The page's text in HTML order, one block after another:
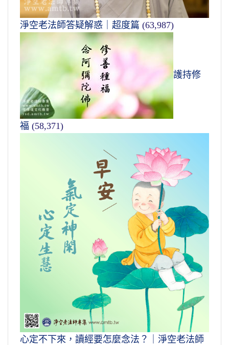
淨空老法師答疑解惑｜超度篇 (63,987)
護持修
福 (58,371)
心定不下來，讀經要怎麼念法？｜淨空老法師